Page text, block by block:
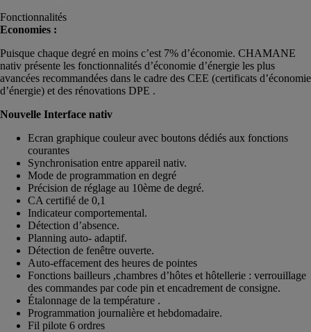
Fonctionnalités
Economies :
Puisque chaque degré en moins c’est 7% d’économie. CHAMANE
nativ présente les fonctionnalités d’économie d’énergie les plus
avancées recommandées dans le cadre des CEE (certificats d’économie
d’énergie) et des rénovations DPE .
Nouvelle Interface nativ
Ecran graphique couleur avec boutons dédiés aux fonctions
courantes
Synchronisation entre appareil nativ.
Mode de programmation en degré
Précision de réglage au 10ème de degré.
CA certifié de 0,1
Indicateur comportemental.
Détection d’absence.
Planning auto- adaptif.
Détection de fenêtre ouverte.
Auto-effacement des heures de pointes
Fonctions bailleurs ,chambres d’hôtes et hôtellerie : verrouillage
des commandes par code pin et encadrement de consigne.
Étalonnage de la température .
Programmation journalière et hebdomadaire.
Fil pilote 6 ordres